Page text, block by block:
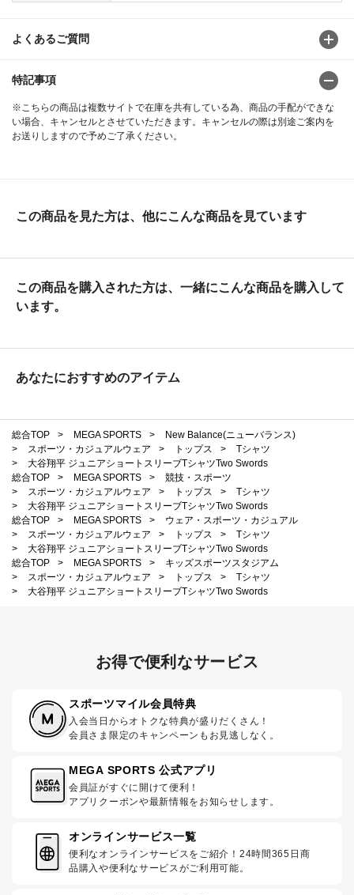
よくあるご質問
特記事項
※こちらの商品は複数サイトで在庫を共有している為、商品の手配ができな
い場合、キャンセルとさせていただきます。キャンセルの際は別途ご案内を
お送りしますので予めご了承ください。
この商品を見た方は、他にこんな商品を見ています
この商品を購入された方は、一緒にこんな商品を購入して
います。
あなたにおすすめのアイテム
総合TOP > MEGA SPORTS >
New Balance(ニューバランス)
>
スポーツ・カジュアルウェア > トップス >
Tシャツ
>
大谷翔平 ジュニアショートスリーブTシャツTwo Swords
総合TOP
> MEGA SPORTS >
競技・スポーツ
>
スポーツ・カジュアルウェア > トップス >
Tシャツ
>
大谷翔平 ジュニアショートスリーブTシャツTwo Swords
総合TOP
> MEGA SPORTS >
ウェア・スポーツ・カジュアル
>
スポーツ・カジュアルウェア > トップス >
Tシャツ
>
大谷翔平 ジュニアショートスリーブTシャツTwo Swords
総合TOP
> MEGA SPORTS >
キッズスポーツスタジアム
>
スポーツ・カジュアルウェア > トップス >
Tシャツ
>
大谷翔平 ジュニアショートスリーブTシャツTwo Swords
お得で便利なサービス
スポーツマイル会員特典
入会当日からオトクな特典が盛りだくさん！
会員さま限定のキャンペーンもお見逃しなく。
MEGA SPORTS 公式アプリ
会員証がすぐに開けて便利！
アプリクーポンや最新情報をお知らせします。
オンラインサービス一覧
便利なオンラインサービスをご紹介！24時間365日商
品購入や便利なサービスがご利用可能。